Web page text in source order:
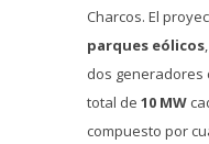
Charcos. El
parques eólicos
dos generadores
total de 10 MW
compuesto por